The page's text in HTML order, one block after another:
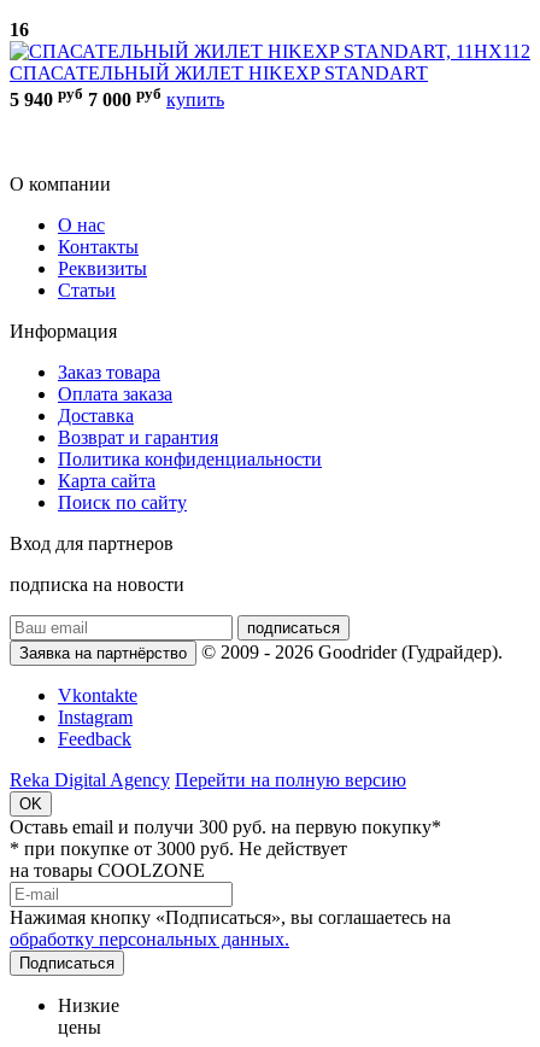
16
СПАСАТЕЛЬНЫЙ ЖИЛЕТ HIKEXP STANDART
5 940 руб 7 000 руб купить
О компании
О нас
Контакты
Реквизиты
Статьи
Информация
Заказ товара
Оплата заказа
Доставка
Возврат и гарантия
Политика конфиденциальности
Карта сайта
Поиск по сайту
Вход для партнеров
подписка на новости
подписаться
Заявка на партнёрство
© 2009 - 2026 Goodrider (Гудрайдер).
Vkontakte
Instagram
Feedback
Reka Digital Agency Перейти на полную версию
OK
Оставь email и получи 300 руб. на первую покупку*
* при покупке от 3000 руб. Не действует
на товары COOLZONE
Нажимая кнопку «Подписаться», вы соглашаетесь на
обработку персональных данных.
Подписаться
Низкие
цены